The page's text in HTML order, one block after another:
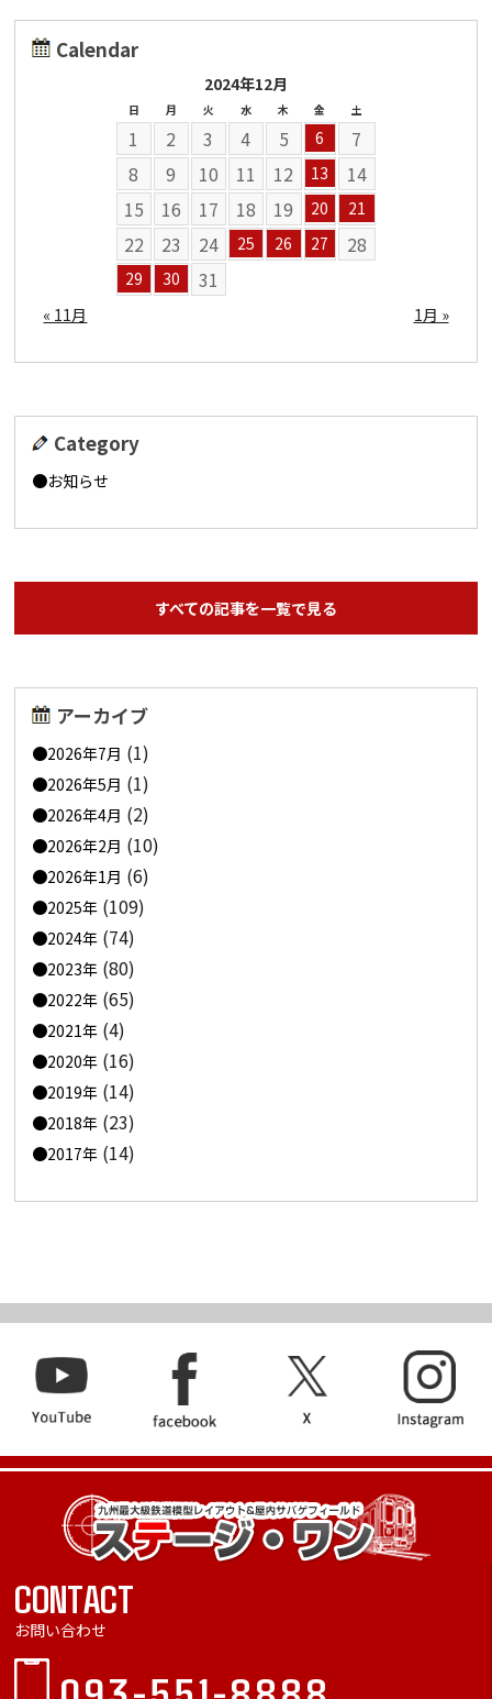
Calendar
2024年12月
日 月 火 水 木 金 土
1 2 3 4 5 6
7
8
9 10 11 12 13
14
15
16 17 18 19 20 21
22 23 24 25 26 27 28
29 30 31
« 11月 1月 »
Category
お知らせ
すべての記事を一覧で見る
アーカイブ
2026年7月 (1)
2026年5月 (1)
2026年4月 (2)
2026年2月 (10)
2026年1月 (6)
2025年 (109)
2024年 (74)
2023年 (80)
2022年 (65)
2021年 (4)
2020年 (16)
2019年 (14)
2018年 (23)
2017年 (14)
CONTACT
お問い合わせ